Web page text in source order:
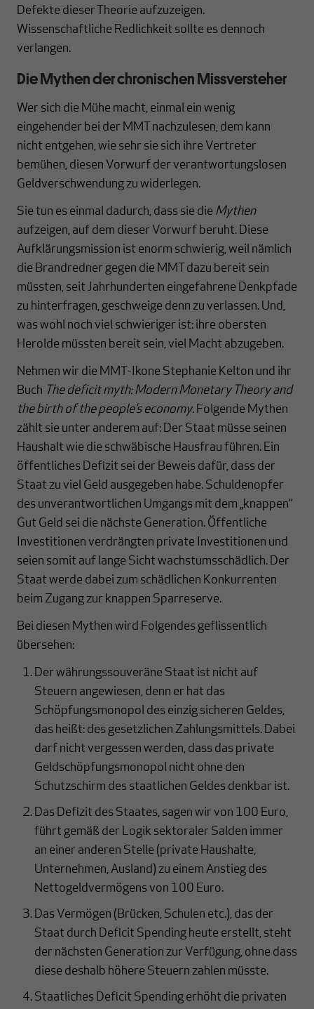
Defekte dieser Theorie aufzuzeigen.
Wissenschaftliche Redlichkeit sollte es dennoch
verlangen.
Die Mythen der chronischen Missversteher
Wer sich die Mühe macht, einmal ein wenig
eingehender bei der MMT nachzulesen, dem kann
nicht entgehen, wie sehr sie sich ihre Vertreter
bemühen, diesen Vorwurf der verantwortungslosen
Geldverschwendung zu widerlegen.
Sie tun es einmal dadurch, dass sie die Mythen
aufzeigen, auf dem dieser Vorwurf beruht. Diese
Aufklärungsmission ist enorm schwierig, weil nämlich
die Brandredner gegen die MMT dazu bereit sein
müssten, seit Jahrhunderten eingefahrene Denkpfade
zu hinterfragen, geschweige denn zu verlassen. Und,
was wohl noch viel schwieriger ist: ihre obersten
Herolde müssten bereit sein, viel Macht abzugeben.
Nehmen wir die MMT-Ikone Stephanie Kelton und ihr
Buch The deficit myth: Modern Monetary Theory and
the birth of the people’s economy. Folgende Mythen
zählt sie unter anderem auf: Der Staat müsse seinen
Haushalt wie die schwäbische Hausfrau führen. Ein
öffentliches Defizit sei der Beweis dafür, dass der
Staat zu viel Geld ausgegeben habe. Schuldenopfer
des unverantwortlichen Umgangs mit dem „knappen“
Gut Geld sei die nächste Generation. Öffentliche
Investitionen verdrängten private Investitionen und
seien somit auf lange Sicht wachstumsschädlich. Der
Staat werde dabei zum schädlichen Konkurrenten
beim Zugang zur knappen Sparreserve.
Bei diesen Mythen wird Folgendes geflissentlich
übersehen:
Der währungssouveräne Staat ist nicht auf
Steuern angewiesen, denn er hat das
Schöpfungsmonopol des einzig sicheren Geldes,
das heißt: des gesetzlichen Zahlungsmittels. Dabei
darf nicht vergessen werden, dass das private
Geldschöpfungsmonopol nicht ohne den
Schutzschirm des staatlichen Geldes denkbar ist.
Das Defizit des Staates, sagen wir von 100 Euro,
führt gemäß der Logik sektoraler Salden immer
an einer anderen Stelle (private Haushalte,
Unternehmen, Ausland) zu einem Anstieg des
Nettogeldvermögens von 100 Euro.
Das Vermögen (Brücken, Schulen etc.), das der
Staat durch Deficit Spending heute erstellt, steht
der nächsten Generation zur Verfügung, ohne dass
diese deshalb höhere Steuern zahlen müsste.
Staatliches Deficit Spending erhöht die privaten